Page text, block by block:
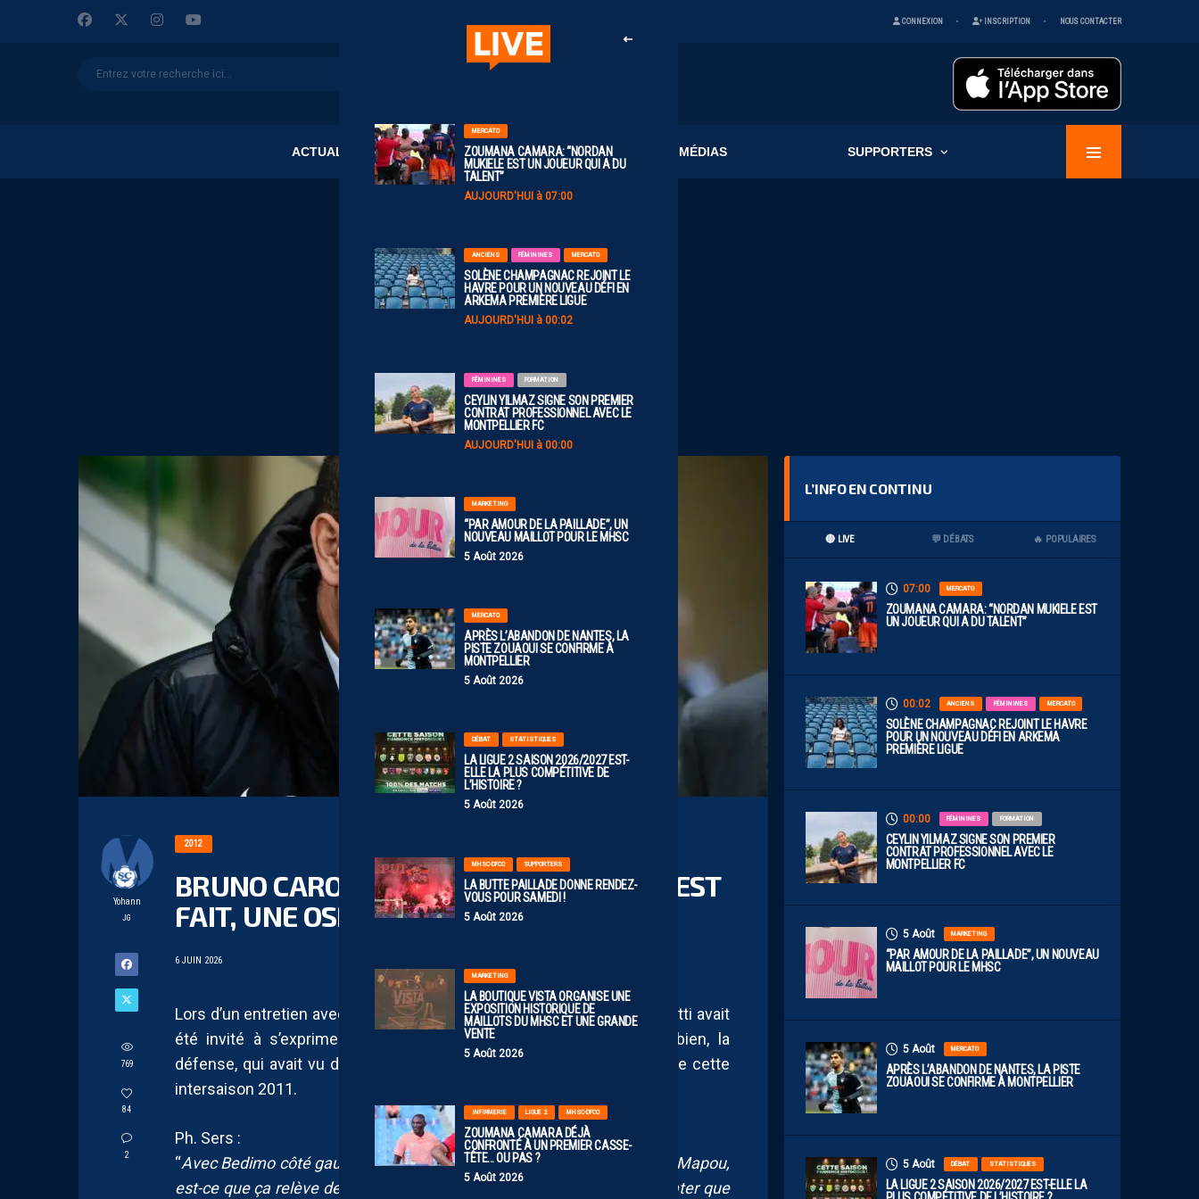
CONNEXION INSCRIPTION NOUS CONTACTER
ACTUALITÉS CLUB MÉDIAS SUPPORTERS
MERCATO
ZOUMANA CAMARA: “NORDAN
MUKIELE EST UN JOUEUR QUI A DU
TALENT”
AUJOURD'HUI à 07:00
ANCIENS FÉMININES MERCATO
SOLÈNE CHAMPAGNAC REJOINT LE
HAVRE POUR UN NOUVEAU DÉFI EN
ARKEMA PREMIÈRE LIGUE
AUJOURD'HUI à 00:02
FÉMININES FORMATION
CEYLIN YILMAZ SIGNE SON PREMIER
CONTRAT PROFESSIONNEL AVEC LE
MONTPELLIER FC
AUJOURD'HUI à 00:00
MARKETING
“PAR AMOUR DE LA PAILLADE”, UN
NOUVEAU MAILLOT POUR LE MHSC
5 Août 2026
MERCATO
APRÈS L’ABANDON DE NANTES, LA
PISTE ZOUAOUI SE CONFIRME À
MONTPELLIER
5 Août 2026
DÉBAT STATISTIQUES
LA LIGUE 2 SAISON 2026/2027 EST-
ELLE LA PLUS COMPÉTITIVE DE
L’HISTOIRE ?
5 Août 2026
MHSC-DFCO SUPPORTERS
LA BUTTE PAILLADE DONNE RENDEZ-
VOUS POUR SAMEDI !
5 Août 2026
MARKETING
LA BOUTIQUE VISTA ORGANISE UNE
EXPOSITION HISTORIQUE DE
MAILLOTS DU MHSC ET UNE GRANDE
VENTE
5 Août 2026
INFIRMERIE LIGUE 2 MHSC-DFCO
ZOUMANA CAMARA DÉJÀ
CONFRONTÉ À UN PREMIER CASSE-
TÊTE… OU PAS ?
5 Août 2026
Yohann
JG
769
84
2
2012
BRUNO CAROTTI : “UN ENSEMBLE QUI S’EST
FAIT, UNE OSMOSE QUI S’EST CRÉÉE”
6 JUIN 2026
Lors d’un entretien avec Philippe Sers, il y a plusieurs mois, Bruno Carotti avait
été invité à s’exprimer au sujet d’un secteur de jeu qu’il connaît bien, la
défense, qui avait vu du changement malgré le peu de recrues lors de cette
intersaison 2011.
Ph. Sers :
“Avec Bedimo côté gauche et Vito dans l’axe, il y avait déjà Garry, déjà Mapou,
est-ce que ça relève de l’irrationnel, quelques mois plus tard, de constater que
L’INFO EN CONTINU
🔴 LIVE 💬 DÉBATS 🔥 POPULAIRES
07:00 MERCATO
ZOUMANA CAMARA: “NORDAN MUKIELE EST
UN JOUEUR QUI A DU TALENT”
00:02 ANCIENS FÉMININES MERCATO
SOLÈNE CHAMPAGNAC REJOINT LE HAVRE
POUR UN NOUVEAU DÉFI EN ARKEMA
PREMIÈRE LIGUE
00:00 FÉMININES FORMATION
CEYLIN YILMAZ SIGNE SON PREMIER
CONTRAT PROFESSIONNEL AVEC LE
MONTPELLIER FC
5 Août MARKETING
“PAR AMOUR DE LA PAILLADE”, UN NOUVEAU
MAILLOT POUR LE MHSC
5 Août MERCATO
APRÈS L’ABANDON DE NANTES, LA PISTE
ZOUAOUI SE CONFIRME À MONTPELLIER
5 Août DÉBAT STATISTIQUES
LA LIGUE 2 SAISON 2026/2027 EST-ELLE LA